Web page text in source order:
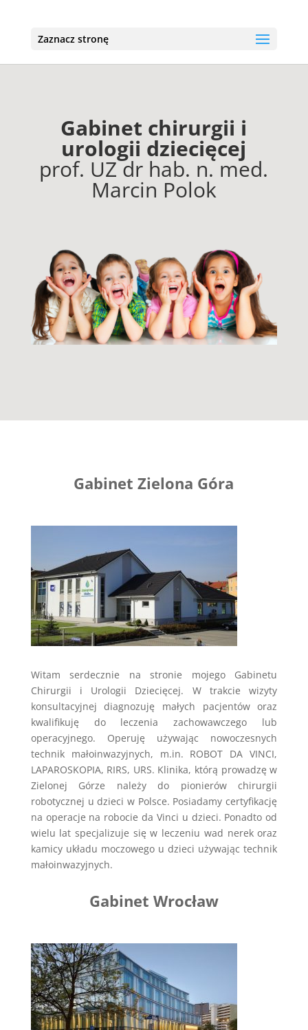
Zaznacz stronę
Gabinet chirurgii i
urologii dziecięcej
prof. UZ dr hab. n. med.
Marcin Polok
Gabinet Zielona Góra
Witam serdecznie na stronie mojego Gabinetu
Chirurgii i Urologii Dziecięcej. W trakcie wizyty
konsultacyjnej diagnozuję małych pacjentów oraz
kwalifikuję do leczenia zachowawczego lub
operacyjnego. Operuję używając nowoczesnych
technik małoinwazyjnych, m.in. ROBOT DA VINCI,
LAPAROSKOPIA, RIRS, URS. Klinika, którą prowadzę w
Zielonej Górze należy do pionierów chirurgii
robotycznej u dzieci w Polsce. Posiadamy certyfikację
na operacje na robocie da Vinci u dzieci. Ponadto od
wielu lat specjalizuje się w leczeniu wad nerek oraz
kamicy układu moczowego u dzieci używając technik
małoinwazyjnych.
Gabinet Wrocław